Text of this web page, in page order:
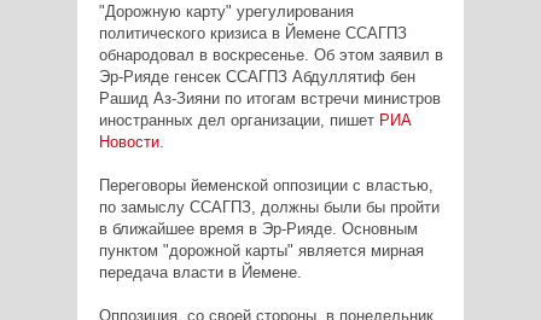
"Дорожную карту" урегулирования
политического кризиса в Йемене ССАГПЗ
обнародовал в воскресенье. Об этом заявил в
Эр-Рияде генсек ССАГПЗ Абдуллятиф бен
Рашид Аз-Зияни по итогам встречи министров
иностранных дел организации, пишет РИА
Новости.
Переговоры йеменской оппозиции с властью,
по замыслу ССАГПЗ, должны были бы пройти
в ближайшее время в Эр-Рияде. Основным
пунктом "дорожной карты" является мирная
передача власти в Йемене.
Оппозиция, со своей стороны, в понедельник